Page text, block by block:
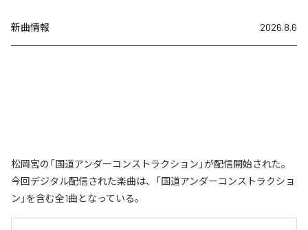
新曲情報 2026.8.6
松岡宮の「国道アンダーコンストラクション」が配信開始された。
今回デジタル配信された楽曲は、「国道アンダーコンストラクショ
ン」を含む全1曲となっている。